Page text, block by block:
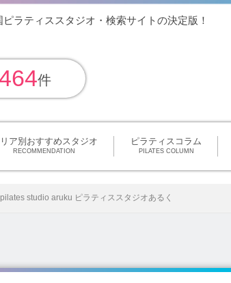
ラティススタジオ・検索サイトの決定版！
件
ア別おすすめスタジオ
RECOMMENDATION
ピラティスコラム
PILATES COLUMN
pilates studio aruku ピラティススタジオあるく